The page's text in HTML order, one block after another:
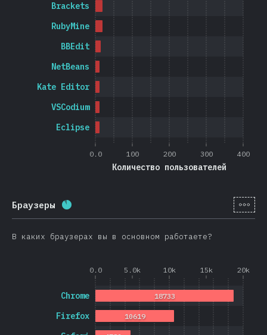
0.0 100 200 300 400
Количество пользователей
Eclipse
VSCodium
Kate Editor
NetBeans
BBEdit
RubyMine
Brackets
Браузеры Процент заполнения: ) [ru-
В каких браузерах вы в основном работаете?
0.0 5.0k 10k 15k 20k
Firefox
Chrome
10619
18733